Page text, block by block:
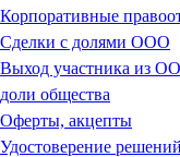
Корпоративные
Сделки с долями ООО
Выход участника из
доли общества
Оферты, акцепты
Удостоверение